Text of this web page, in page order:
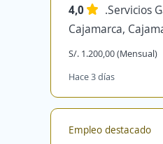
4,0
.Servicios
Cajamarca,
S/. 1.200,00 (Mensual)
Hace 3 días
Empleo destacado